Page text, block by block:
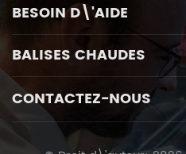
BESOIN D\'AIDE
BALISES CHAUDES
CONTACTEZ-NOUS